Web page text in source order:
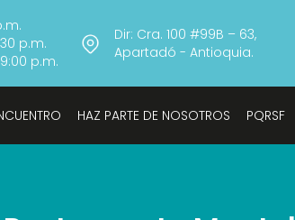
p.m.
p.m.
Dir: Cra. 100 #99B – 63,
Apartadó - Antioquia.
HAZ PARTE DE NOSOTROS PQRSF